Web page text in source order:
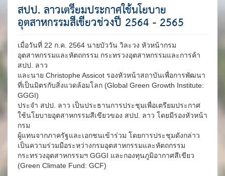
สปป. ลาวเตรียมประกาศใช้นโยบาย
อุตสาหกรรมสีเขียวช่วงปี 2564 - 2565
เมื่อวันที่ 22 ก.ค. 2564 นายบัววัน วิละวง หัวหน้ากรม
อุตสาหกรรมและหัตถกรรม กระทรวงอุตสาหกรรมและการค้า
สปป. ลาว
และนาย Christophe Assicot รองหัวหน้าสถาบันเพื่อการพัฒนา
ที่เป็นมิตรกับสิ่งแวดล้อมโลก (Global Green Growth Institute:
GGGI)
ประจำ สปป. ลาว เป็นประธานการประชุมเพื่อเตรียมประกาศ
ใช้นโยบายอุตสาหกรรมสีเขียวของ สปป. ลาว โดยมีรองหัวหน้า
กรม
ผู้แทนจากภาครัฐและเอกชนเข้าร่วม โดยการประชุมดังกล่าว
เป็นความร่วมมือระหว่างกรมอุตสาหกรรมและหัตถกรรม
กระทรวงอุตสาหกรรมฯ GGGI และกองทุนภูมิอากาศสีเขียว
(Green Climate Fund: GCF)